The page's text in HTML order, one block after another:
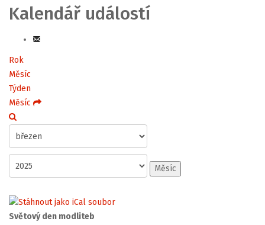
Kalendář událostí
Rok
Měsíc
Týden
Měsíc
Měsíc
Světový den modliteb